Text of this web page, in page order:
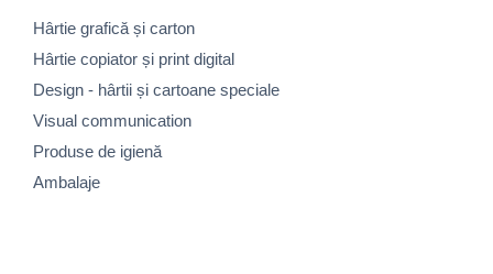
Hârtie grafică și carton
Hârtie copiator și print digital
Design - hârtii și cartoane speciale
Visual communication
Produse de igienă
Ambalaje